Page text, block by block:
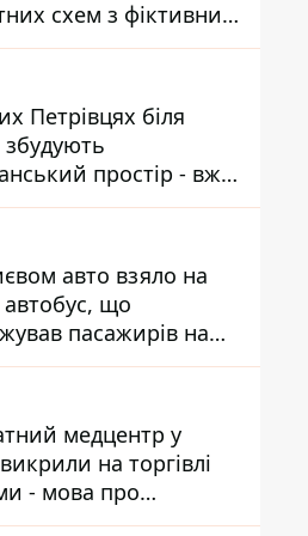
схем з фіктивним
Петрівцях біля
збудують
простір - вже
проєктанта
авто взяло на
що
пасажирів на
- пасажирка в
медцентр у
на торгівлі
- мова про
материнство